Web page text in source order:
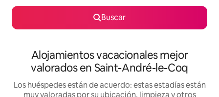
Buscar
Alojamientos vacacionales mejor
valorados en Saint-André-le-Coq
Los huéspedes están de acuerdo: estas estadías están
muy valoradas por su ubicación, limpieza y otros